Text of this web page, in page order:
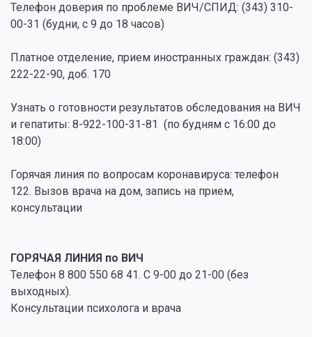
Телефон доверия по проблеме ВИЧ/СПИД: (343) 310-
00-31 (будни, с 9 до 18 часов)
Платное отделение, прием иностранных граждан: (343)
222-22-90, доб. 170
Узнать о готовности результатов обследования на ВИЧ
и гепатиты: 8-922-100-31-81 (по будням с 16:00 до
18:00)
Горячая линия по вопросам коронавируса: телефон
122. Вызов врача на дом, запись на прием,
консультации
ГОРЯЧАЯ ЛИНИЯ по ВИЧ
Телефон 8 800 550 68 41. С 9-00 до 21-00 (без
выходных).
Консультации психолога и врача